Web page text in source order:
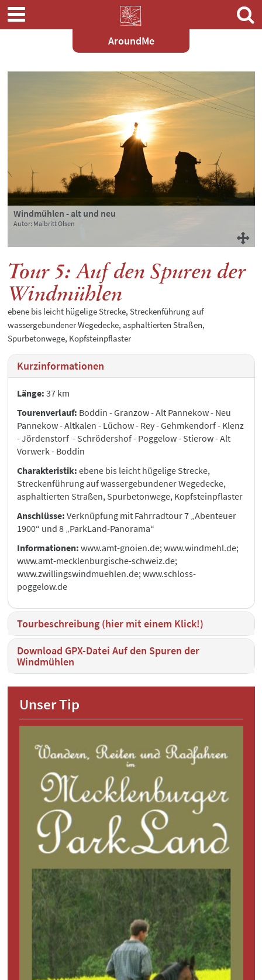
AroundMe
Windmühlen - alt und neu
Autor: Maibritt Olsen
Tour 5: Auf den Spuren der
Windmühlen
ebene bis leicht hügelige Strecke, Streckenführung auf
wassergebundener Wegedecke, asphaltierten Straßen,
Spurbetonwege, Kopfsteinpflaster
Kurzinformationen
Länge: 37 km
Tourenverlauf: Boddin - Granzow - Alt Pannekow - Neu
Pannekow - Altkalen - Lüchow - Rey - Gehmkendorf - Klenz
- Jördenstorf - Schrödershof - Poggelow - Stierow - Alt
Vorwerk - Boddin
Charakteristik: ebene bis leicht hügelige Strecke,
Streckenführung auf wassergebundener Wegedecke,
asphaltierten Straßen, Spurbetonwege, Kopfsteinpflaster
Anschlüsse: Verknüpfung mit Fahrradtour 7 „Abenteuer
1900“ und 8 „ParkLand-Panorama“
Informationen: www.amt-gnoien.de; www.windmehl.de;
www.amt-mecklenburgische-schweiz.de;
www.zwillingswindmuehlen.de; www.schloss-
poggelow.de
Tourbeschreibung (hier mit einem Klick!)
Download GPX-Datei Auf den Spuren der
Windmühlen
Unser Tip